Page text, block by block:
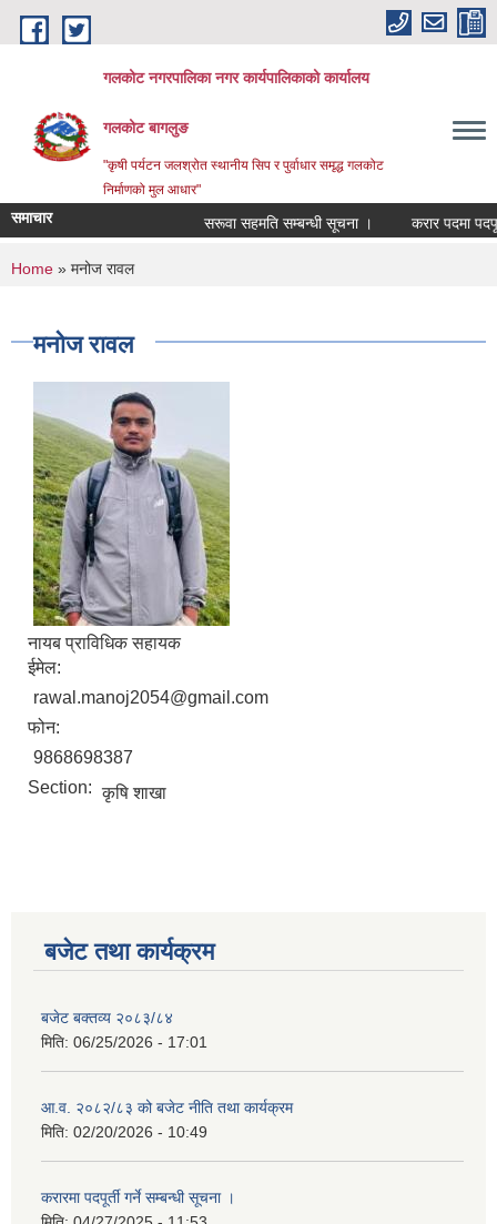
Skip to main content
गलकोट नगरपालिका नगर कार्यपालिकाको कार्यालय
गलकोट बागलुङ
"कृषी पर्यटन जलश्रोत स्थानीय सिप र पुर्वाधार समृद्ध गलकोट
निर्माणको मुल आधार"
समाचार सरूवा सहमति सम्बन्धी सूचना । करार पदमा
You are here
Home » मनोज रावल
मनोज रावल
नायब प्राविधिक सहायक
ईमेल:
rawal.manoj2054@gmail.com
फोन:
9868698387
Section: कृषि शाखा
बजेट तथा कार्यक्रम
बजेट बक्तव्य २०८३/८४
मिति: 06/25/2026 - 17:01
आ.व. २०८२/८३ को बजेट नीति तथा कार्यक्रम
मिति: 02/20/2026 - 10:49
करारमा पदपूर्ती गर्ने सम्बन्धी सूचना ।